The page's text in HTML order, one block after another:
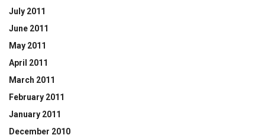
July 2011
June 2011
May 2011
April 2011
March 2011
February 2011
January 2011
December 2010